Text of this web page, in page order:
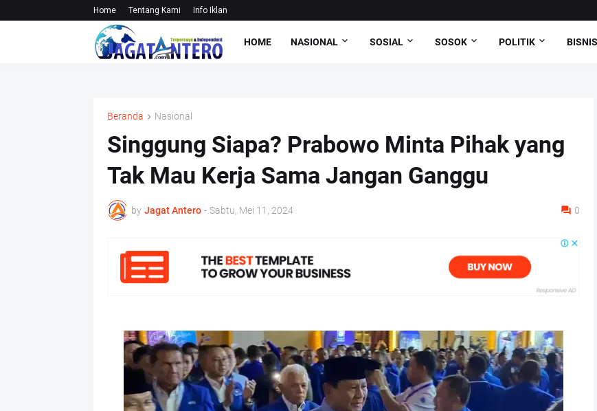
Home Tentang Kami Info Iklan
HOME NASIONAL SOSIAL SOSOK POLITIK BISNIS
Beranda Nasional
Singgung Siapa? Prabowo Minta Pihak yang
Tak Mau Kerja Sama Jangan Ganggu
by Jagat Antero - Sabtu, Mei 11, 2024 0